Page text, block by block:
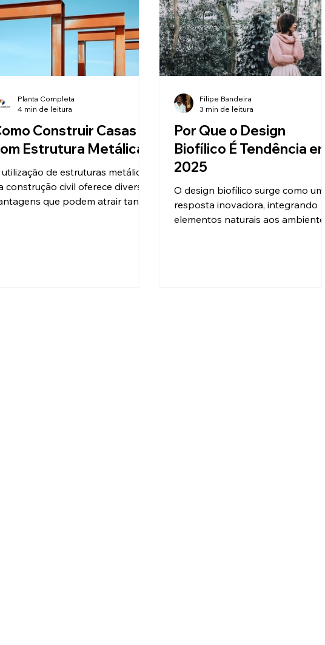
Construir Casas
Estrutura Metálica
de estruturas metálicas
construção civil oferece diversas
que podem atrair tanto
Planta Completa
4 min de leitura
Por Que o Design
Biofílico É Tendência em
2025
O design biofílico surge como uma
resposta inovadora, integrando
elementos naturais aos ambientes
Filipe Bandeira
3 min de leitura